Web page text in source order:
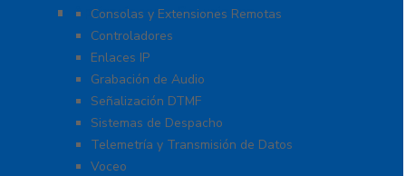
Aplicaciones y Soluciones
Consolas y Extensiones Remotas
Controladores
Enlaces IP
Grabación de Audio
Señalización DTMF
Sistemas de Despacho
Telemetría y Transmisión de Datos
Voceo